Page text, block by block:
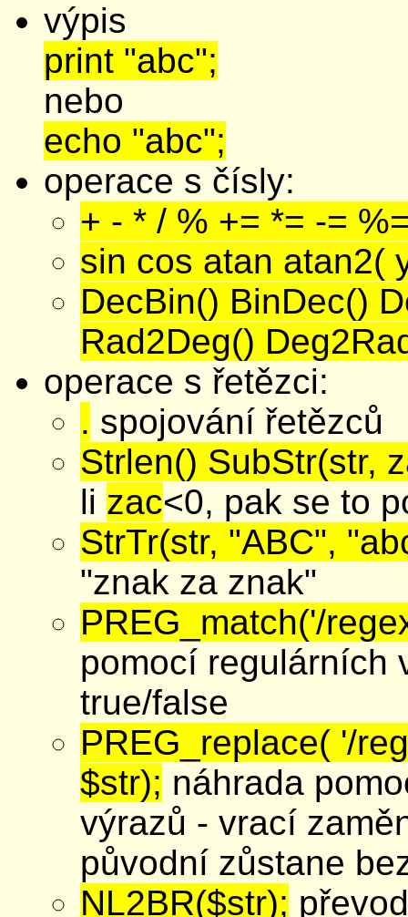
výpis
print "abc";
nebo
echo "abc";
operace s čísly:
+ - * / % += *= -=
sin cos atan atan2(
DecBin() BinDec()
Rad2Deg()
operace s řetězci:
. spojování řetězců
Strlen() SubStr(str,
li zac<0, pak se to
StrTr(str, "ABC",
"znak za znak"
PREG_match('/
pomocí regulárních
true/false
PREG_replace( '/
$str); náhrada
výrazů - vrací
původní zůstane
NL2BR($str);